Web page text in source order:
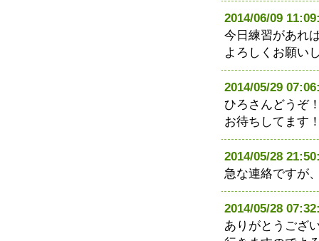
2014/06/09
今日練習があれ
よろしくお願い
2014/05/29
ひろさんどうぞ
お待ちしてます
2014/05/28
急な連絡ですが
2014/05/28
ありがとうござ